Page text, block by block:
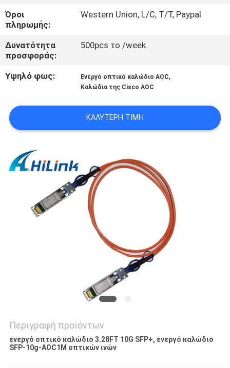
ΕΙΔΉΣΕΙΣ
ΥΠΟΘΈΣΕΙΣ
ΜΙΑ
ΠΡΟΣΦΟΡΆ
SITEMAP
ΠΟΛΙΤΙΚΉ
ΑΠΟΡΡΉΤΟΥ
Όροι
πληρωμής:
Western Union, L/C, T/T, Paypal
Δυνατότητα
προσφοράς:
500pcs το /week
Υψηλό φως: Ενεργό οπτικό καλώδιο AOC,
Καλώδια της Cisco AOC
ΚΑΛΎΤΕΡΗ ΤΙΜΉ
Περιγραφή προϊόντων
ενεργό οπτικό καλώδιο 3.28FT 10G SFP+, ενεργό καλώδιο
SFP-10g-AOC1M οπτικών ινών